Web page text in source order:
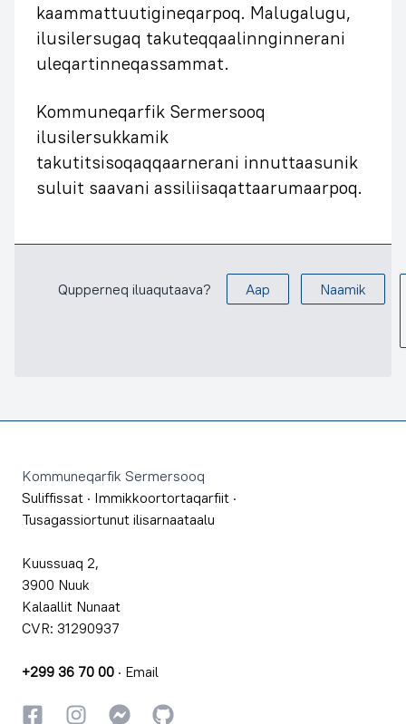
kaammattuutigineqarpoq. Malugalugu,
ilusilersugaq takuteqqaalinnginnerani
uleqartinneqassammat.
Kommuneqarfik Sermersooq
ilusilersukkamik
takutitsisoqaqqaarnerani innuttaasunik
suluit saavani assiliisaqattaarumaarpoq.
Qupperneq iluaqutaava? Aap Naamik
Kommuneqarfik Sermersooq
Suliffissat · Immikkoortortaqarfiit ·
Tusagassiortunut ilisarnaataalu
Kuussuaq 2,
3900 Nuuk
Kalaallit Nunaat
CVR: 31290937
+299 36 70 00 · Email
FacebookkiInstagrammiInstagrammi
GitHub